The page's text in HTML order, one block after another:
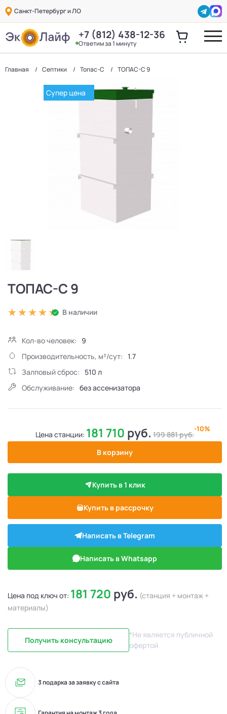
Санкт-Петербург и ЛО
+7 (812) 438-12-36
Ответим за 1 минуту
Главная Септики Топас-С ТОПАС-С 9
Супер цена
ТОПАС-С 9
В наличии
Кол-во человек:
9
Производительность, м³/сут: 1.7
Залповый сброс:
510 л
Обслуживание: без ассенизатора
Цена станции: 181 710 руб. 199 881руб.
-10%
В корзину
Купить в 1 клик
Купить в рассрочку
Написать в Telegram
Написать в Whatsapp
Цена под ключ от: 181 720 руб. (станция + монтаж +
материалы)
Получить консультацию
*Не является публичной
офертой
3 подарка за заявку с сайта